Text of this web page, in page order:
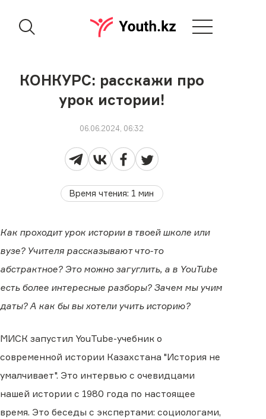
КОНКУРС: расскажи про
урок истории!
06.06.2024, 06:32
Время чтения: 1 мин
Как проходит урок истории в твоей школе или
вузе? Учителя рассказывают что-то
абстрактное? Это можно загуглить, а в YouTube
есть более интересные разборы? Зачем мы учим
даты? А как бы вы хотели учить историю?
МИСК запустил YouTube-учебник о
современной истории Казахстана "История не
умалчивает". Это интервью с очевидцами
нашей истории с 1980 года по настоящее
время. Это беседы с экспертами: социологами,